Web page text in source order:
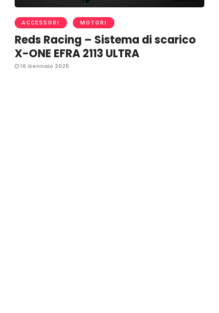
ACCESSORI MOTORI
Reds Racing – Sistema di scarico
X-ONE EFRA 2113 ULTRA
16 Gennaio 2025